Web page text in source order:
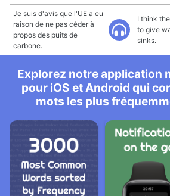
Je suis d'avis que l'UE a eu
raison de ne pas céder à
propos des puits de
carbone.
I think
to give
sinks.
Explorez notre application
pour iOS et Android qui
mots les plus